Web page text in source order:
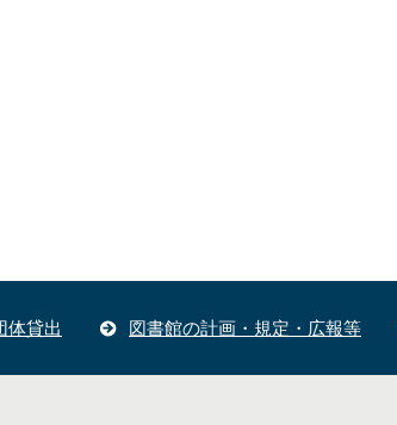
体貸出 図書館の計画・規定・広報等